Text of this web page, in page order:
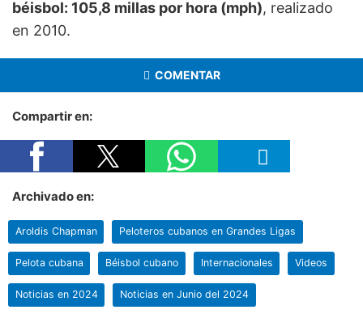
béisbol: 105,8 millas por hora (mph), realizado
en 2010.
COMENTAR
Compartir en:
Archivado en:
Aroldis Chapman Peloteros cubanos en Grandes Ligas
Pelota cubana Béisbol cubano Internacionales Videos
Noticias en 2024 Noticias en Junio del 2024